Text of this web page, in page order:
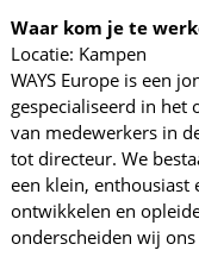
Waar kom je te
Locatie: Kampen
WAYS Europe is een
gespecialiseerd in het
van medewerkers in
tot directeur. We
een klein, enthousiast
ontwikkelen en
onderscheiden wij